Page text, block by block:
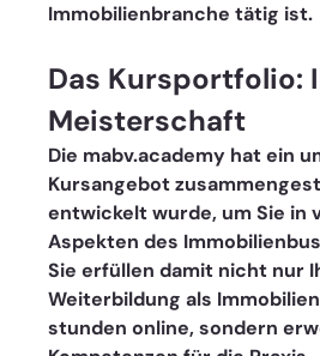
Immobilienbranche tätig ist.
Das Kursportfolio:
Meisterschaft
Die mabv.academy hat ein
Kursangebot
entwickelt wurde, um Sie in
Aspekten des
Sie erfüllen damit nicht nur
Weiterbildung als
stunden online, sondern